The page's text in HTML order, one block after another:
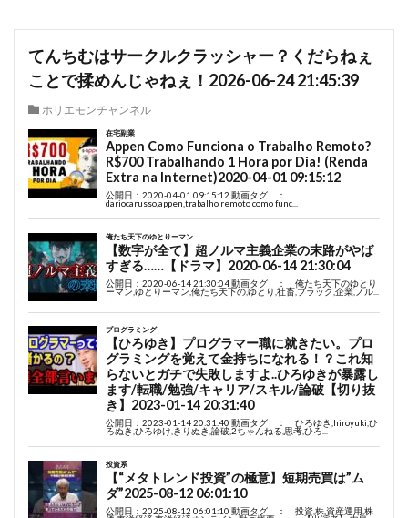
てんちむはサークルクラッシャー？くだらねぇ
ことで揉めんじゃねぇ！2026-06-24 21:45:39
ホリエモンチャンネル